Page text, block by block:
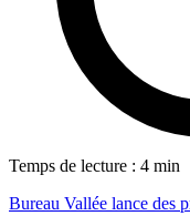
Temps de lecture : 4 min
Bureau Vallée lance des